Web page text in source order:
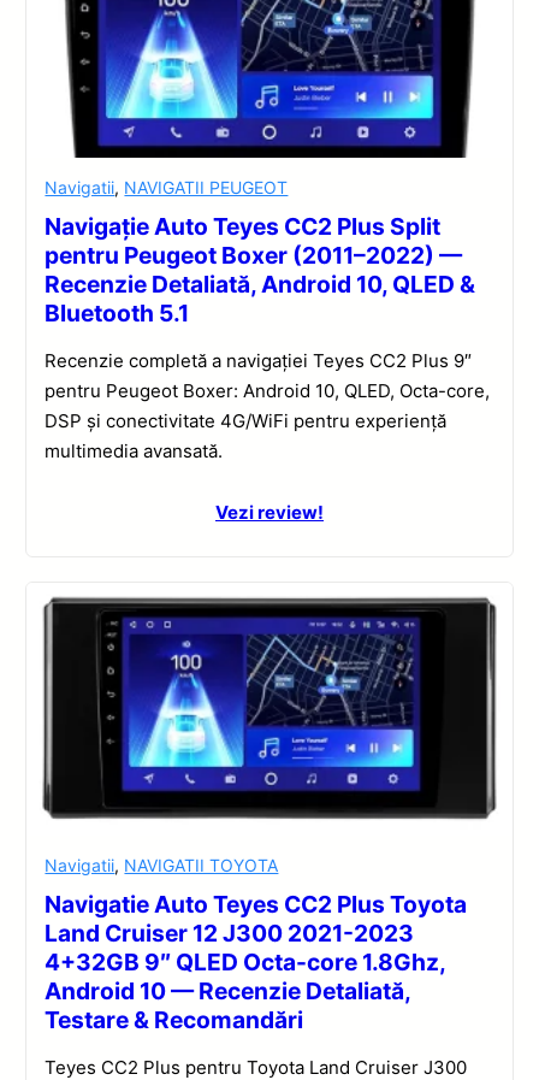
Navigatii, NAVIGATII PEUGEOT
Navigație Auto Teyes CC2 Plus Split
pentru Peugeot Boxer (2011–2022) —
Recenzie Detaliată, Android 10, QLED &
Bluetooth 5.1
Recenzie completă a navigației Teyes CC2 Plus 9″
pentru Peugeot Boxer: Android 10, QLED, Octa-core,
DSP și conectivitate 4G/WiFi pentru experiență
multimedia avansată.
Vezi review!
Navigatii, NAVIGATII TOYOTA
Navigatie Auto Teyes CC2 Plus Toyota
Land Cruiser 12 J300 2021-2023
4+32GB 9″ QLED Octa-core 1.8Ghz,
Android 10 — Recenzie Detaliată,
Testare & Recomandări
Teyes CC2 Plus pentru Toyota Land Cruiser J300